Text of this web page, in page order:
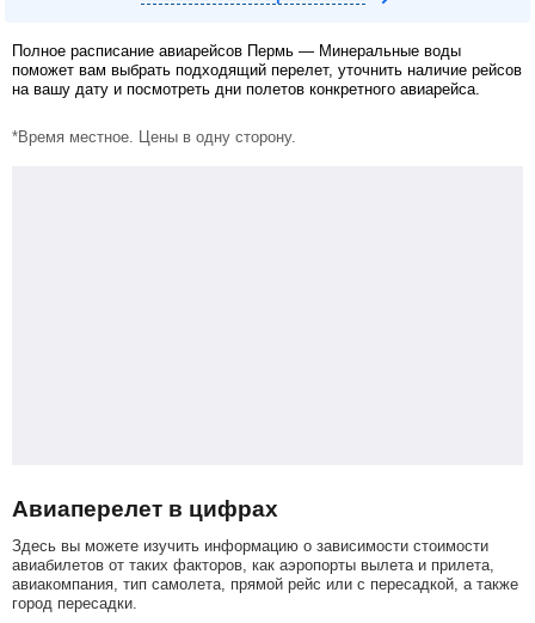
Полное расписание авиарейсов Пермь — Минеральные воды
поможет вам выбрать подходящий перелет, уточнить наличие рейсов
на вашу дату и посмотреть дни полетов конкретного авиарейса.
*Время местное. Цены в одну сторону.
Авиаперелет в цифрах
Здесь вы можете изучить информацию о зависимости стоимости
авиабилетов от таких факторов, как аэропорты вылета и прилета,
авиакомпания, тип самолета, прямой рейс или с пересадкой, а также
город пересадки.